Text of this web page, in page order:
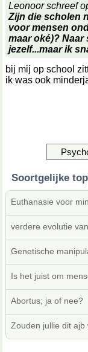
Leonoor schreef
Zijn die scholen
voor mensen
maar oké)?
jezelf...maar ik
bij mij op school
ik was ook
Soortgelijke
Euthanasie voor
verdere evolutie
Genetische
Is het juist om
Abortus; ja of nee?
Zouden jullie dit ajb